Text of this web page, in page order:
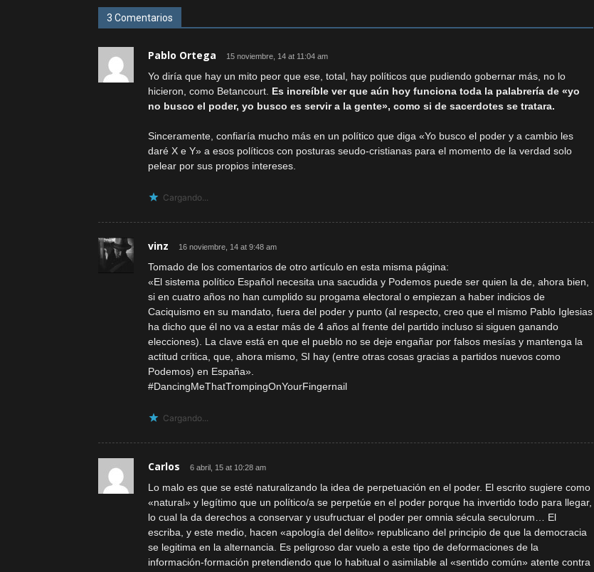
3 Comentarios
Pablo Ortega 15 noviembre, 14 at 11:04 am
Yo diría que hay un mito peor que ese, total, hay políticos que pudiendo gobernar más, no lo
hicieron, como Betancourt. Es increíble ver que aún hoy funciona toda la palabrería de «yo
no busco el poder, yo busco es servir a la gente», como si de sacerdotes se tratara.
Sinceramente, confiaría mucho más en un político que diga «Yo busco el poder y a cambio les
daré X e Y» a esos políticos con posturas seudo-cristianas para el momento de la verdad solo
pelear por sus propios intereses.
Cargando...
vinz 16 noviembre, 14 at 9:48 am
Tomado de los comentarios de otro artículo en esta misma página:
«El sistema político Español necesita una sacudida y Podemos puede ser quien la de, ahora bien,
si en cuatro años no han cumplido su progama electoral o empiezan a haber indicios de
Caciquismo en su mandato, fuera del poder y punto (al respecto, creo que el mismo Pablo Iglesias
ha dicho que él no va a estar más de 4 años al frente del partido incluso si siguen ganando
elecciones). La clave está en que el pueblo no se deje engañar por falsos mesías y mantenga la
actitud crítica, que, ahora mismo, SI hay (entre otras cosas gracias a partidos nuevos como
Podemos) en España».
#DancingMeThatTrompingOnYourFingernail
Cargando...
Carlos 6 abril, 15 at 10:28 am
Lo malo es que se esté naturalizando la idea de perpetuación en el poder. El escrito sugiere como
«natural» y legítimo que un político/a se perpetúe en el poder porque ha invertido todo para llegar,
lo cual la da derechos a conservar y usufructuar el poder per omnia sécula seculorum… El
escriba, y este medio, hacen «apología del delito» republicano del principio de que la democracia
se legitima en la alternancia. Es peligroso dar vuelo a este tipo de deformaciones de la
información-formación pretendiendo que lo habitual o asimilable al «sentido común» atente contra